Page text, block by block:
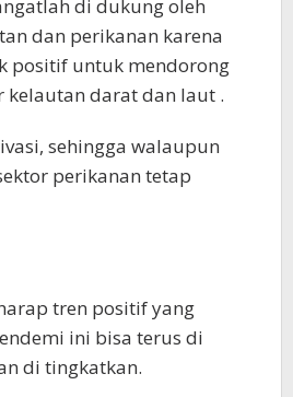
di dukung oleh
dan perikanan karena
positif untuk mendorong
kelautan darat dan laut .
sehingga walaupun
perikanan tetap
tren positif yang
ini bisa terus di
di tingkatkan.